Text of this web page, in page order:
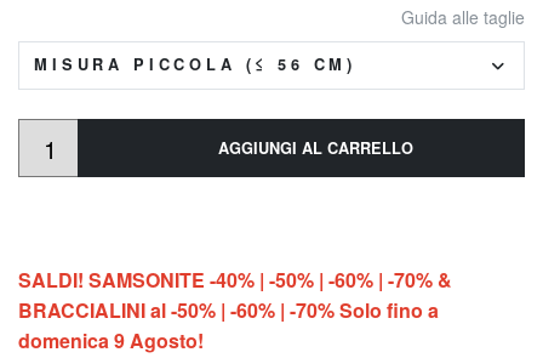
Guida alle taglie
MISURA PICCOLA (≤ 56 CM)
AGGIUNGI AL CARRELLO
SALDI! SAMSONITE -40% | -50% | -60% | -70% &
BRACCIALINI al -50% | -60% | -70% Solo fino a
domenica 9 Agosto!